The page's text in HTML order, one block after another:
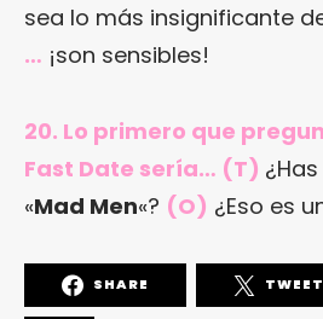
sea lo más insignificante
… ¡son sensibles!
20. Lo primero que
Fast Date sería… (T)
«Mad Men«? (O) ¿Eso es
SHARE TWEET